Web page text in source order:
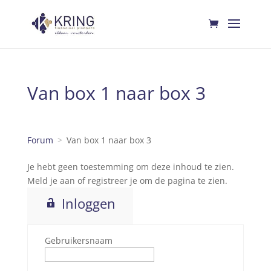
Van box 1 naar box 3
Forum Van box 1 naar box 3
Je hebt geen toestemming om deze inhoud te zien.
Meld je aan of registreer je om de pagina te zien.
Inloggen
Gebruikersnaam